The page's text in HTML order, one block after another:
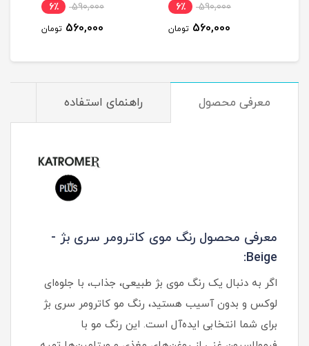
590,000 6٪
560,000 تومان
590,000 6٪
560,000 تومان
معرفی محصول راهنمای استفاده
معرفی محصول رنگ موی کاترومر سری بژ -
Beige:
اگر به دنبال یک رنگ موی بژ طبیعی، جذاب، با جلوه‌ای
لوکس و بدون آسیب هستید، رنگ مو کاترومر سری بژ
برای شما انتخابی ایده‌آل است. این رنگ مو با